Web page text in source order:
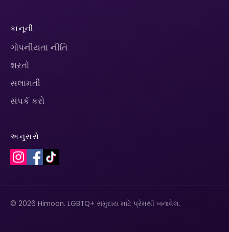
કાનૂની
ગોપનીયતા નીતિ
શરતો
સલામતી
સંપર્ક કરો
અનુસરો
© 2026 Himoon. LGBTQ+ સમુદાય માટે પ્રેમથી બનાવેલ.